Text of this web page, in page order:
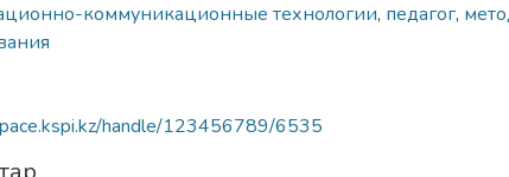
коммуникационные технологии, педагог,
handle/123456789/6535